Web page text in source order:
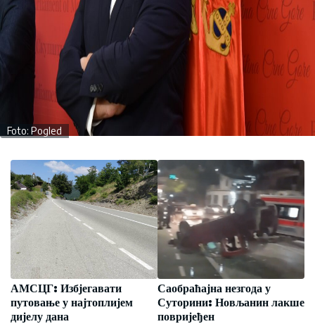
Foto: Pogled
АМСЦГ: Избјегавати
путовање у најтоплијем
дијелу дана
Саобраћајна незгода у
Суторини: Новљанин лакше
повријеђен